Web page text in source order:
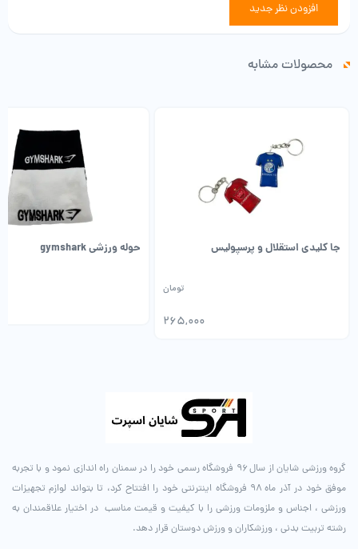
افزودن نظر جدید
محصولات مشابه
جا کلیدی استقلال و پرسپولیس
265,000
تومان
حوله ورزشی gymshark
گروه ورزشی شایان از سال ۹۶ فروشگاه رسمی خود را در سمنان راه اندازی نمود و با تجربه
موفق خود در آذر ماه ۹۸ فروشگاه اینترنتی خود را افتتاح کرد، تا بتواند لوازم تجهیزات
ورزشی ، اجناس و ملزومات ورزشی را با کیفیت و قیمت مناسب در اختیار علاقمندان به
رشته تربیت بدنی ، ورزشکاران و ورزش دوستان قرار دهد.